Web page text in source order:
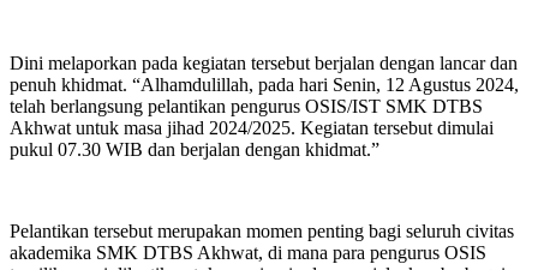
Dini melaporkan pada kegiatan tersebut berjalan dengan lancar dan
penuh khidmat. “Alhamdulillah, pada hari Senin, 12 Agustus 2024,
telah berlangsung pelantikan pengurus OSIS/IST SMK DTBS
Akhwat untuk masa jihad 2024/2025. Kegiatan tersebut dimulai
pukul 07.30 WIB dan berjalan dengan khidmat.”
Pelantikan tersebut merupakan momen penting bagi seluruh civitas
akademika SMK DTBS Akhwat, di mana para pengurus OSIS